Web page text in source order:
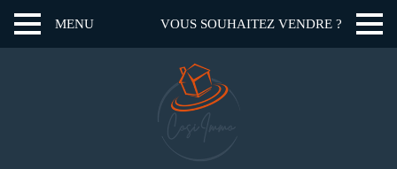
MENU VOUS SOUHAITEZ VENDRE ?